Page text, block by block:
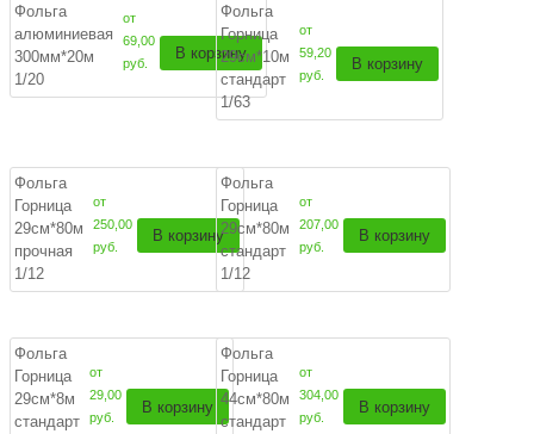
Фольга
алюминиевая
300мм*20м
1/20
от
69,00
руб.
В корзину
Фольга
Горница
29см*10м
стандарт
1/63
от
59,20
руб.
В корзину
Фольга
Горница
29см*80м
прочная
1/12
от
250,00
руб.
В корзину
Фольга
Горница
29см*80м
стандарт
1/12
от
207,00
руб.
В корзину
Фольга
Горница
29см*8м
стандарт
от
29,00
руб.
В корзину
Фольга
Горница
44см*80м
стандарт
от
304,00
руб.
В корзину